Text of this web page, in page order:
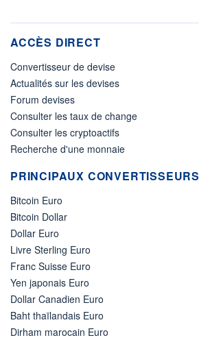
ACCÈS DIRECT
Convertisseur de devise
Actualités sur les devises
Forum devises
Consulter les taux de change
Consulter les cryptoactifs
Recherche d'une monnaie
PRINCIPAUX CONVERTISSEURS
Bitcoin Euro
Bitcoin Dollar
Dollar Euro
Livre Sterling Euro
Franc Suisse Euro
Yen japonais Euro
Dollar Canadien Euro
Baht thaïlandais Euro
Dirham marocain Euro